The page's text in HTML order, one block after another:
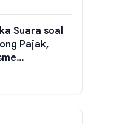
Suara soal
Pajak,